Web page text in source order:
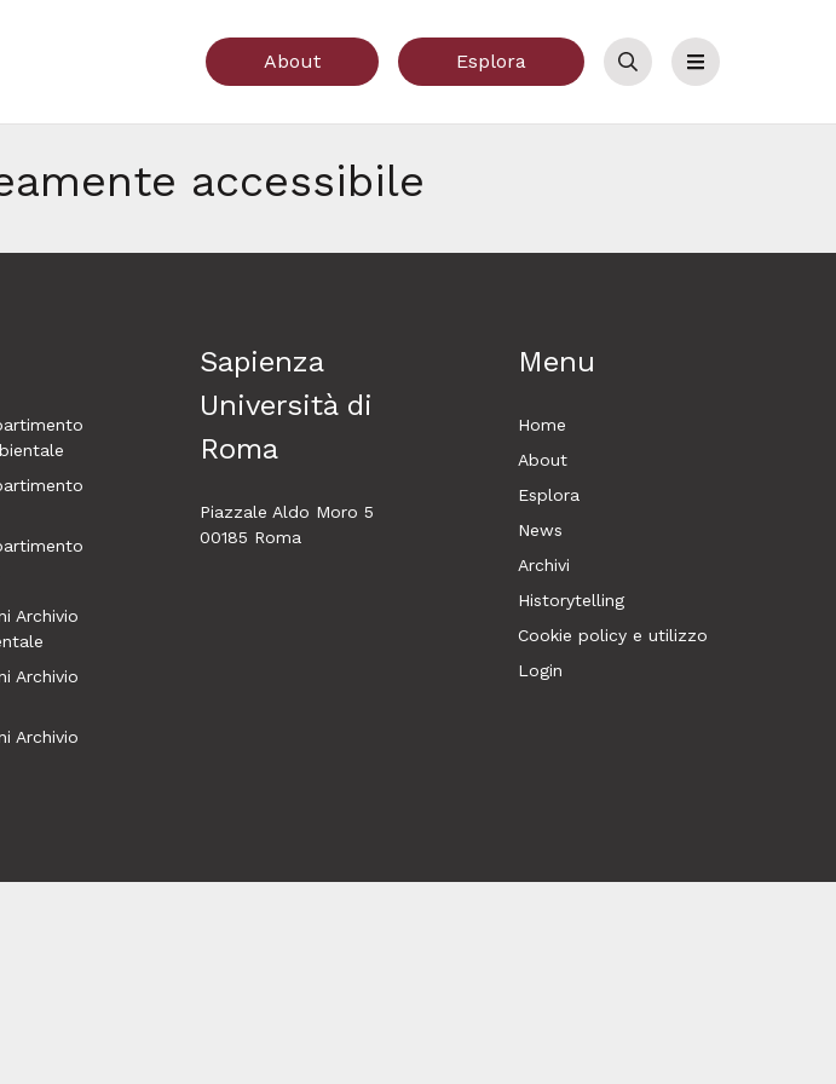
About Esplora
Cerca Menu
accessibile
Archivio
Archivio
Archivio
Sapienza
Università di
Roma
Piazzale Aldo Moro 5
00185 Roma
Menu
Home
About
Esplora
News
Archivi
Historytelling
Cookie policy e utilizzo
Login